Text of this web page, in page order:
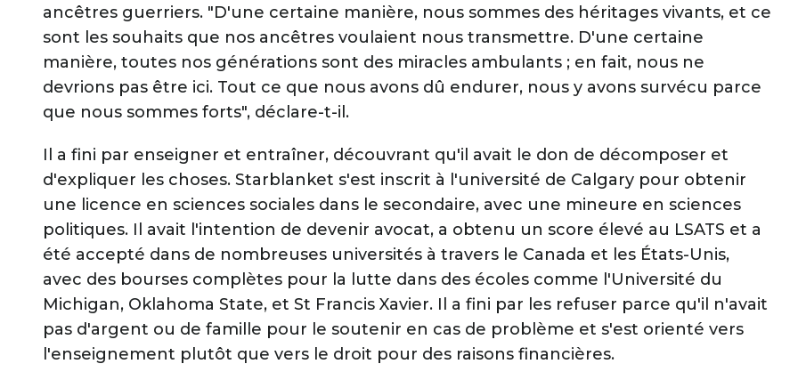
ancêtres guerriers. "D'une certaine manière, nous sommes des héritages vivants, et ce
sont les souhaits que nos ancêtres voulaient nous transmettre. D'une certaine
manière, toutes nos générations sont des miracles ambulants ; en fait, nous ne
devrions pas être ici. Tout ce que nous avons dû endurer, nous y avons survécu parce
que nous sommes forts", déclare-t-il.
Il a fini par enseigner et entraîner, découvrant qu'il avait le don de décomposer et
d'expliquer les choses. Starblanket s'est inscrit à l'université de Calgary pour obtenir
une licence en sciences sociales dans le secondaire, avec une mineure en sciences
politiques. Il avait l'intention de devenir avocat, a obtenu un score élevé au LSATS et a
été accepté dans de nombreuses universités à travers le Canada et les États-Unis,
avec des bourses complètes pour la lutte dans des écoles comme l'Université du
Michigan, Oklahoma State, et St Francis Xavier. Il a fini par les refuser parce qu'il n'avait
pas d'argent ou de famille pour le soutenir en cas de problème et s'est orienté vers
l'enseignement plutôt que vers le droit pour des raisons financières.